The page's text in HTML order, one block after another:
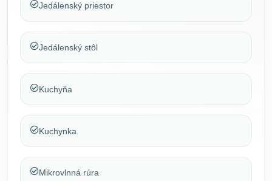
Jedálenský priestor
Jedálenský stôl
Kuchyňa
Kuchynka
Mikrovlnná rúra